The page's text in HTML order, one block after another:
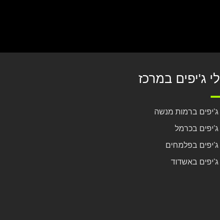
ג'יפים במרכז
ג'יפים ברמות מנשה
ג'יפים בכרמל
ג'יפים בפלמחים
ג'יפים באשדוד